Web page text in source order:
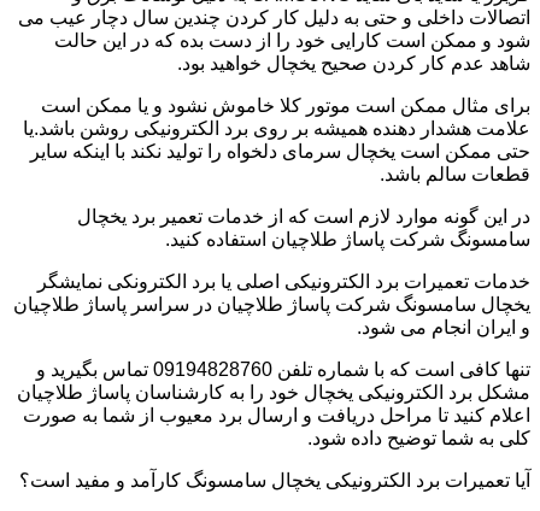
اتصالات داخلی و حتی به دلیل کار کردن چندین سال دچار عیب می
شود و ممکن است کارایی خود را از دست بده که در این حالت
شاهد عدم کار کردن صحیح یخچال خواهید بود.
برای مثال ممکن است موتور کلا خاموش نشود و یا ممکن است
علامت هشدار دهنده همیشه بر روی برد الکترونیکی روشن باشد.یا
حتی ممکن است یخچال سرمای دلخواه را تولید نکند با اینکه سایر
قطعات سالم باشد.
در این گونه موارد لازم است که از خدمات تعمیر برد یخچال
سامسونگ شرکت پاساژ طلاچیان استفاده کنید.
خدمات تعمیرات برد الکترونیکی اصلی یا برد الکترونکی نمایشگر
یخچال سامسونگ شرکت پاساژ طلاچیان در سراسر پاساژ طلاچیان
و ایران انجام می شود.
تنها کافی است که با شماره تلفن 09194828760 تماس بگیرید و
مشکل برد الکترونیکی یخچال خود را به کارشناسان پاساژ طلاچیان
اعلام کنید تا مراحل دریافت و ارسال برد معیوب از شما به صورت
کلی به شما توضیح داده شود.
آیا تعمیرات برد الکترونیکی یخچال سامسونگ کارآمد و مفید است؟